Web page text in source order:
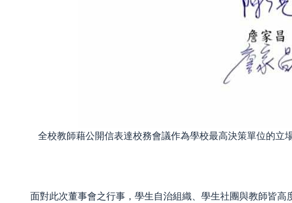
全校教師藉公開信表達校務會議作為學校最高決策單位的立
面對此次董事會之行事，學生自治組織、學生社團與教師皆